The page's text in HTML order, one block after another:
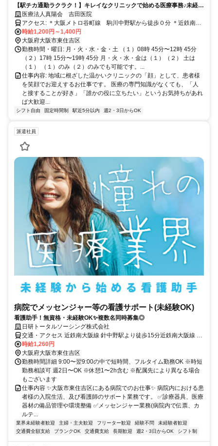
【駅チカ通勤ラクラク！】キレイなクリニックで始める医療事務♪未経験
OK！和気あいあいとした温かいクリニックで医療事務のお仕事始めませ
んか？
医療法人真陽会 吉田医院
アクセス: ＊大阪メトロ谷町線 駒川中野駅から徒歩０分 ＊近鉄南大
阪線 針中野駅から徒歩７分
時給1,200円～1,400円
大阪府大阪市東住吉区
勤務時間・曜日: 月・火・水・金・土 （１）08時 45分〜12時 45分
（２）17時 15分〜19時 45分 月・火・水・金は（１）（２） 土は
（１） （１）のみ（２）のみでも可能です。...
仕事内容: 地域に根ざした温かいクリニックの「顔」として、患者様
を笑顔でお迎えするお仕事です。 医療の専門知識がなくても、「人
と接することが好き」「誰かの役に立ちたい」というお気持ちがあれ
ば大歓迎...
シフト自由 固定時間制 駅近5分以内 週2・3日からOK
派遣社員
病院でメッセンジャー等の看護サポート(未経験OK)
看護助手！無資格・未経験OK✨複数名同時募集◎
日研トータルソーシング株式会社
交通・アクセス 近鉄南大阪線 針中野駅より徒歩15分近鉄南大阪線 矢
田駅より徒歩15分
時給1,260円
大阪府大阪市東住吉区
勤務時間詳細 9:00〜翌9:00の中で短時間、フルタイム勤務OK ※時短
勤務相談可 週2日〜OK ※休憩1〜2h含む ※配属先により異なる場合
もございます
仕事内容 ✨大阪市東住吉区にある病院でのお仕事✨ 病院内における患
者様の入院生活、及び看護師のサポート業務です。 ✅診療器具、医療
器材の備品管理や環境整備 ✅メッセンジャー業務(病院内で伝票、カ
ルテ...
業界未経験者歓迎 主婦・主夫歓迎 フリーター歓迎 経験不問
未経験者歓迎
交通費全額支給
ブランクOK 交通費支給 長期歓迎 週2・3日からOK シフト制